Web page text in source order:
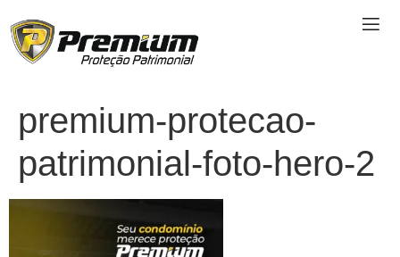
premium-protecao-
patrimonial-foto-hero-2